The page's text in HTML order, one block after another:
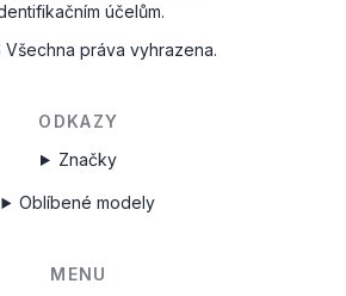
účelům.
Všechna práva vyhrazena.
ODKAZY
Značky
Oblíbené modely
MENU